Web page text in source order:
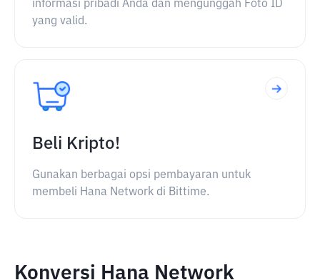
informasi pribadi Anda dan mengunggah Foto ID
yang valid.
Beli Kripto!
Gunakan berbagai opsi pembayaran untuk
membeli Hana Network di Bittime.
Konversi Hana Network